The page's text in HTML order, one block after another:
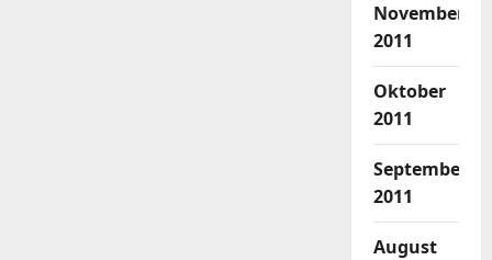
November
2011
Oktober
2011
September
2011
August